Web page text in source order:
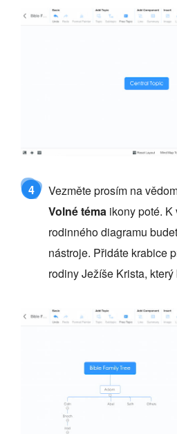
4 Vezměte prosím na
Volné téma ikony poté.
rodinného diagramu
nástroje. Přidáte krabice
rodiny Ježíše Krista,